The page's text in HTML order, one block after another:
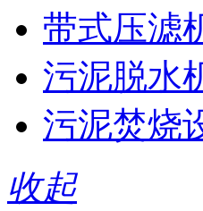
带式压滤
污泥脱水
污泥焚烧
收起